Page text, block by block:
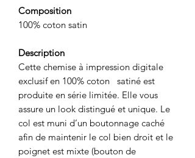
Composition
100% coton satin
Description
Cette chemise à impression digitale
exclusif en 100% coton satiné est
produite en série limitée. Elle vous
assure un look distingué et unique. Le
col est muni d’un boutonnage caché
afin de maintenir le col bien droit et le
poignet est mixte (bouton de